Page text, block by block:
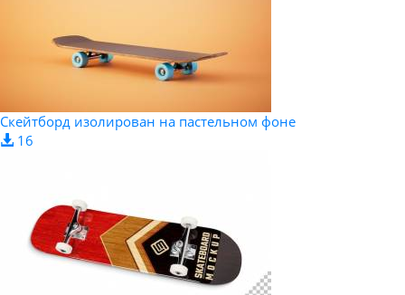
Скейтборд изолирован на пастельном фоне
16